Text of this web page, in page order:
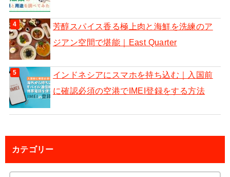
芳醇スパイス香る極上肉と海鮮を洗練のア
ジアン空間で堪能｜East Quarter
インドネシアにスマホを持ち込む｜入国前
に確認必須の空港でIMEI登録をする方法
カテゴリー